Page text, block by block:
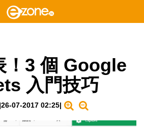
！3 個 Google
入門技巧
26-07-2017 02:25|